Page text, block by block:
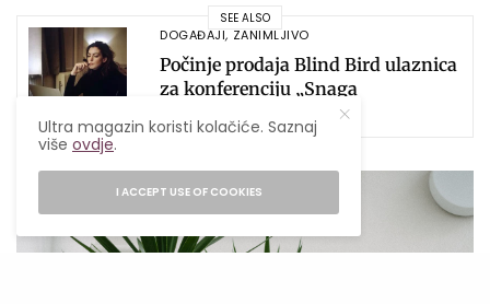
SEE ALSO
DOGAĐAJI, ZANIMLJIVO
Počinje prodaja Blind Bird ulaznica
za konferenciju „Snaga
Ultra magazin koristi kolačiće. Saznaj
višeovdje.
I ACCEPT USE OF COOKIES